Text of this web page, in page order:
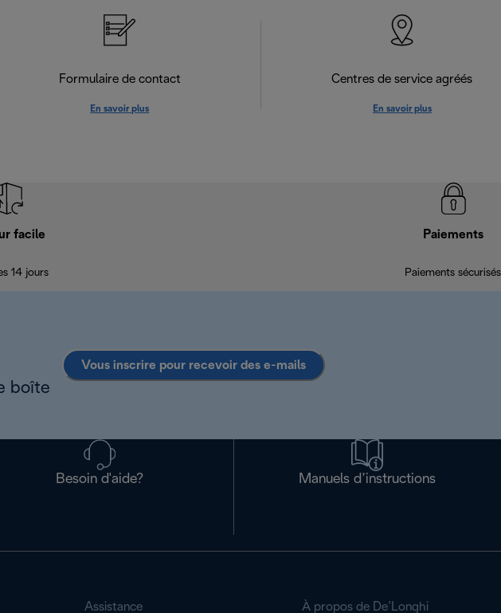
Formulaire de contact
En savoir plus
Centres de service agréés
En savoir plus
facile
14 jours
Paiements
Paiements sécurisés
boîte
Vous inscrire pour recevoir des e-mails
Besoin d'aide? Manuels d’instructions
Assistance À propos de De’Longhi